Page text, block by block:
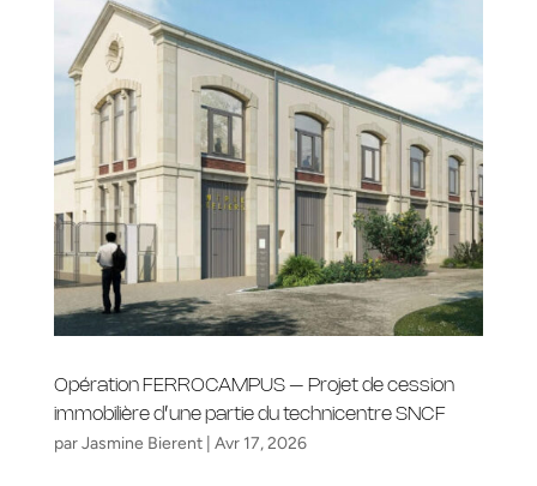
Opération FERROCAMPUS – Projet de cession
immobilière d’une partie du technicentre SNCF
parJasmine Bierent| Avr 17, 2026